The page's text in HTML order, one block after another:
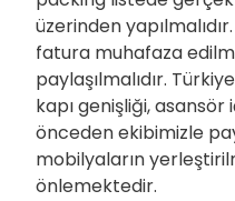
üzerinden
fatura muhafaza
paylaşılmalıdır.
kapı genişliği,
önceden ekibimizle
mobilyaların
önlemektedir.